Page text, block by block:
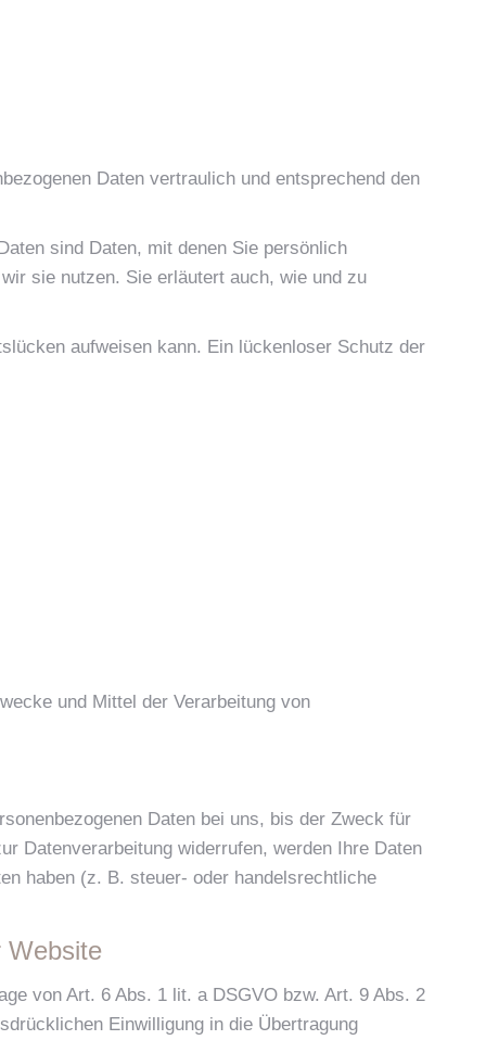
Daten vertraulich und entsprechend den
sind Daten, mit denen Sie persönlich
sie nutzen. Sie erläutert auch, wie und zu
aufweisen kann. Ein lückenloser Schutz der
und Mittel der Verarbeitung von
Daten bei uns, bis der Zweck für
Datenverarbeitung widerrufen, werden Ihre Daten
haben (z. B. steuer- oder handelsrechtliche
Website
von Art. 6 Abs. 1 lit. a DSGVO bzw. Art. 9 Abs. 2
Einwilligung in die Übertragung